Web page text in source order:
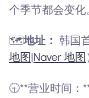
个季节都会变化
🗺️地址： 韩国
地图 |Naver 地图
🕤**营业时间：